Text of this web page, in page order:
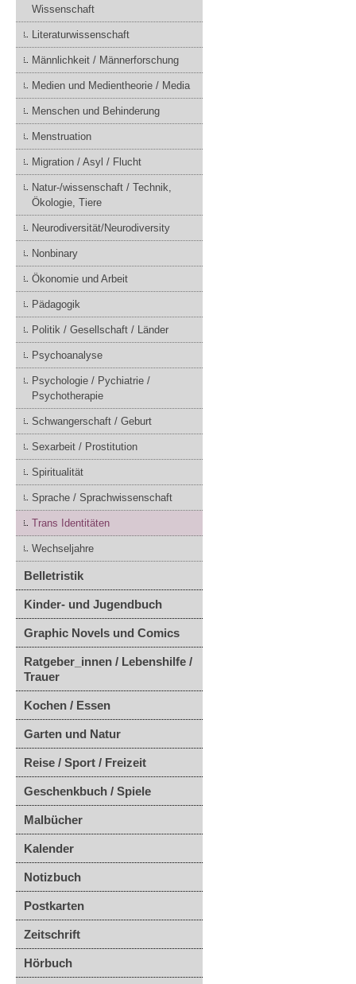
Wissenschaft
Literaturwissenschaft
Männlichkeit / Männerforschung
Medien und Medientheorie / Media
Menschen und Behinderung
Menstruation
Migration / Asyl / Flucht
Natur-/wissenschaft / Technik,
Ökologie, Tiere
Neurodiversität/Neurodiversity
Nonbinary
Ökonomie und Arbeit
Pädagogik
Politik / Gesellschaft / Länder
Psychoanalyse
Psychologie / Pychiatrie /
Psychotherapie
Schwangerschaft / Geburt
Sexarbeit / Prostitution
Spiritualität
Sprache / Sprachwissenschaft
Trans Identitäten
Wechseljahre
Belletristik
Kinder- und Jugendbuch
Graphic Novels und Comics
Ratgeber_innen / Lebenshilfe /
Trauer
Kochen / Essen
Garten und Natur
Reise / Sport / Freizeit
Geschenkbuch / Spiele
Malbücher
Kalender
Notizbuch
Postkarten
Zeitschrift
Hörbuch